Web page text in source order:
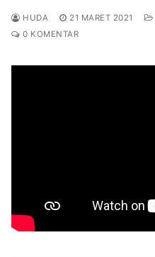
HUDA 21 MARET 2021
0 KOMENTAR